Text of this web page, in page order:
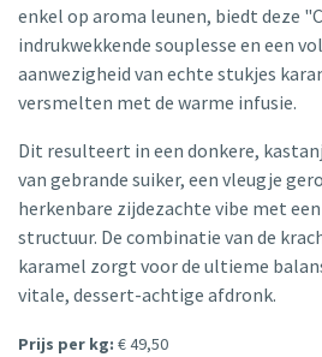
enkel op aroma leunen, biedt deze
indrukwekkende souplesse en een
aanwezigheid van echte stukjes
versmelten met de warme infusie.
Dit resulteert in een donkere,
van gebrande suiker, een vleugje
herkenbare zijdezachte vibe met
structuur. De combinatie van de
karamel zorgt voor de ultieme
vitale, dessert-achtige afdronk.
Prijs per kg: € 49,50